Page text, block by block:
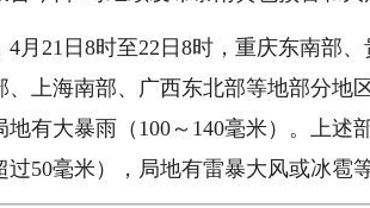
月21日8时至22日8时，重庆东南部
、上海南部、广西东北部等地部分地
有大暴雨（100～140毫米）。上
过50毫米），局地有雷暴大风或冰雹